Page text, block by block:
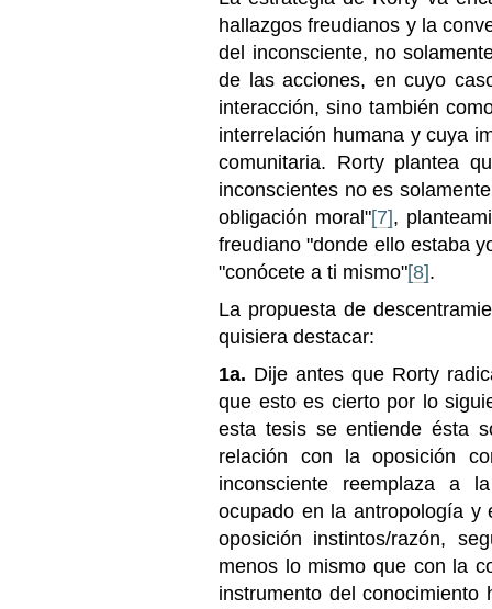
hallazgos freudianos y la
del inconsciente, no
de las acciones, en cuyo
interacción, sino también
interrelación humana y cuya
comunitaria. Rorty plantea
inconscientes no es
obligación moral"[7],
freudiano "donde ello estaba
"conócete a ti mismo"[8].
La propuesta de
quisiera destacar:
1a. Dije antes que Rorty
que esto es cierto por lo
esta tesis se entiende ésta
relación con la oposición
inconsciente reemplaza a
ocupado en la antropología
oposición instintos/razón,
menos lo mismo que con la
instrumento del conocimiento